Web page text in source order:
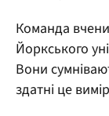
Команда
Йоркського
Вони
здатні це